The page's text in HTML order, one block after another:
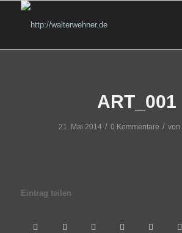
ART_001
21. Mai 2014 / 0 Kommentare / von
Eintrag teilen